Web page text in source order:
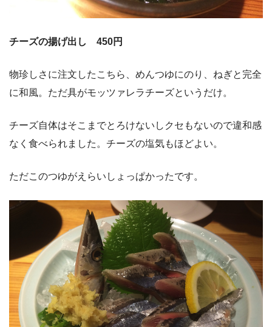
チーズの揚げ出し 450円
物珍しさに注文したこちら、めんつゆにのり、ねぎと完全
に和風。ただ具がモッツァレラチーズというだけ。
チーズ自体はそこまでとろけないしクセもないので違和感
なく食べられました。チーズの塩気もほどよい。
ただこのつゆがえらいしょっぱかったです。